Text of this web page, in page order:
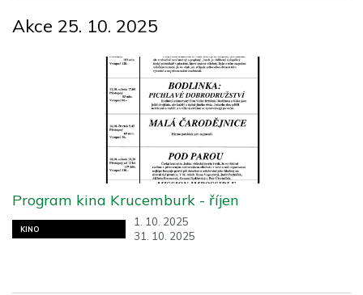
Akce 25. 10. 2025
KINO
1. 10. 2025
31. 10. 2025
Program kina Krucemburk - říjen